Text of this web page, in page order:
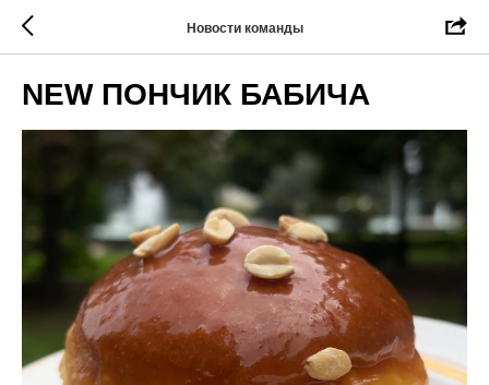
Новости команды
NEW ПОНЧИК БАБИЧА